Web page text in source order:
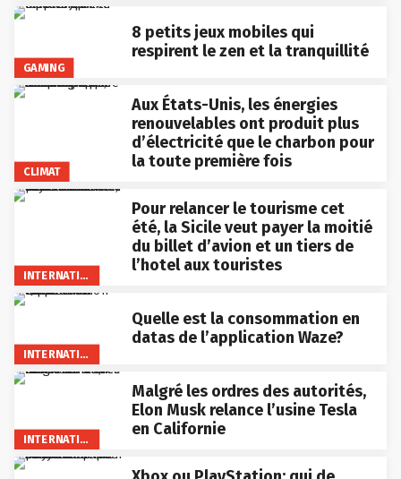
GAMING
8 petits jeux mobiles qui
respirent le zen et la tranquillité
CLIMAT
Aux États-Unis, les énergies
renouvelables ont produit plus
d’électricité que le charbon pour
la toute première fois
INTERNATIONAL
Pour relancer le tourisme cet
été, la Sicile veut payer la moitié
du billet d’avion et un tiers de
l’hotel aux touristes
INTERNATIONAL
Quelle est la consommation en
datas de l’application Waze?
INTERNATIONAL
Malgré les ordres des autorités,
Elon Musk relance l’usine Tesla
en Californie